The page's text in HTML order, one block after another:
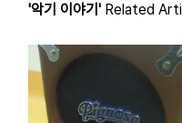
'악기 이야기' Related